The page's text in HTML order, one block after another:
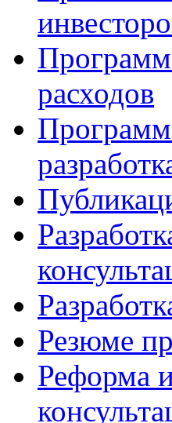
расходов
Резюме
Реформа